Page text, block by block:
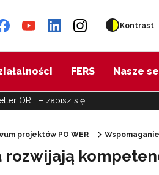
Kontrast
FERS Nasze
ORE – zapisz się!
projektów PO WER
rozwijają